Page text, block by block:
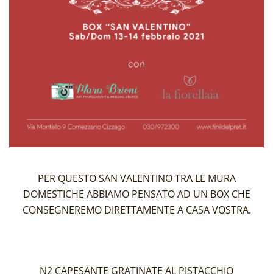
PER QUESTO SAN VALENTINO TRA LE MURA
DOMESTICHE ABBIAMO PENSATO AD UN BOX CHE
CONSEGNEREMO DIRETTAMENTE A CASA VOSTRA.
N2 CAPESANTE GRATINATE AL PISTACCHIO